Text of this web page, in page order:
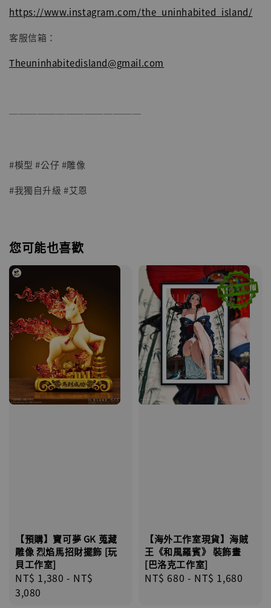
https://www.instagram.com/the_uninhabited_island/
客服信箱：
Theuninhabitedisland@gmail.com
──────────────
#模型 #公仔 #雕像
#我獨自升級 #艾恩
您可能也喜歡
【預購】寶可夢 GK 蒐藏
雕像 烈焰馬招財擺飾 [玩
貝工作室]
Regular
price
NT$ 1,380 - NT$
3,080
【海外工作室現貨】海賊
王《和風羅賓》 裝飾畫
[巴洛克工作室]
Regular
NT$ 680 - NT$ 1,680